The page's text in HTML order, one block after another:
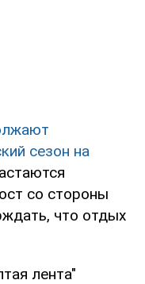
сезон на
со стороны
что отдых
лента"